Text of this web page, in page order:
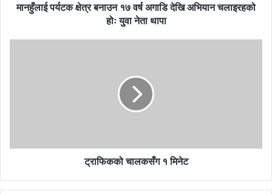
मानहुँलाई पर्यटक क्षेत्र बनाउन १७ वर्ष अगाडि देखि अभियान चलाइरहको
होः युवा नेता थापा
ट्राफिकको चालकसँग १ मिनेट